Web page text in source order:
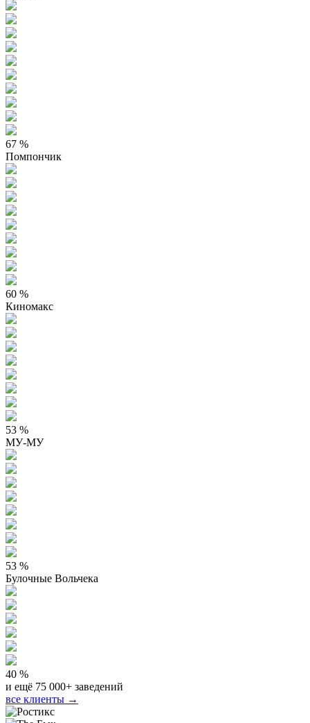
67 %
Помпончик
60 %
Киномакс
53 %
МУ-МУ
53 %
Булочные Вольчека
40 %
и ещё 75 000+ заведений
все клиенты →